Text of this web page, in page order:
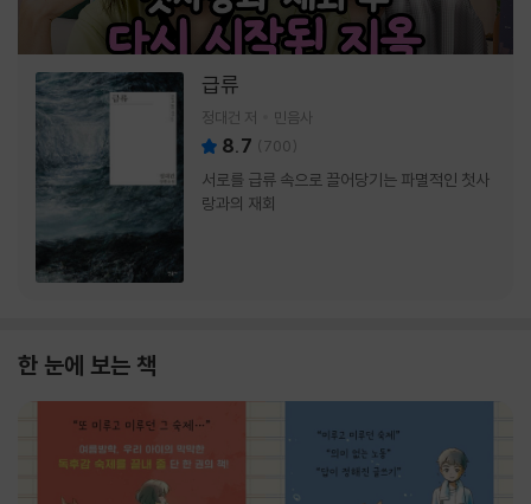
급류
정대건 저 민음사
8.7 (700)
서로를 급류 속으로 끌어당기는 파멸적인 첫사
랑과의 재회
한 눈에 보는 책